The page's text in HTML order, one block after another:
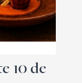
10 de